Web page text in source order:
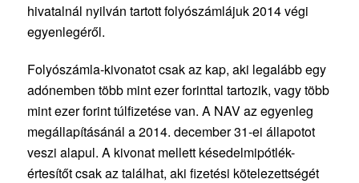
hivatalnál nyilván tartott folyószámlájuk 2014 végi
egyenlegéről.
Folyószámla-kivonatot csak az kap, aki legalább egy
adónemben több mint ezer forinttal tartozik, vagy több
mint ezer forint túlfizetése van. A NAV az egyenleg
megállapításánál a 2014. december 31-ei állapotot
veszi alapul. A kivonat mellett késedelmipótlék-
értesítőt csak az találhat, aki fizetési kötelezettségét